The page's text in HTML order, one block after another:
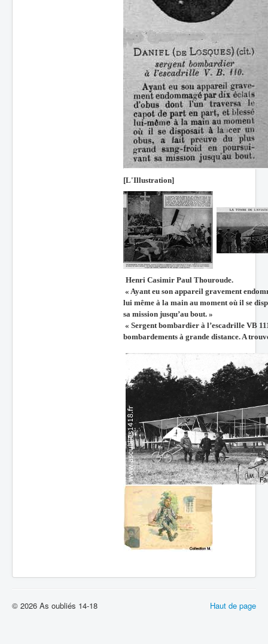
[L'Illustration]
Henri Casimir Paul Thouroude.
« Ayant eu son appareil gravement
lui même à la main au moment où il se
sa mission jusqu’au bout. »
« Sergent bombardier à l’escadrille VB
bombardements à grande distance. A
Haut de page
© 2026 As oubliés 14-18